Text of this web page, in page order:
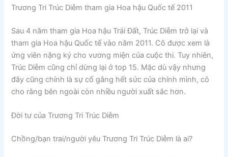
Trương Tri Trúc Diễm tham gia Hoa hậu Quốc tế 2011
Sau 4 năm tham gia Hoa hậu Trái Đất, Trúc Diễm trở lại và
tham gia Hoa hậu Quốc tế vào năm 2011. Cô được xem là
ứng viên nặng ký cho vương miện của cuộc thi. Tuy nhiên,
Trúc Diễm cũng chỉ dừng lại ở top 15. Mặc dù vậy nhưng
đây cũng chính là sự cố gắng hết sức của chính mình, cô
cho rằng bên ngoài còn nhiều người xuất sắc hơn.
Đời tư của Trương Tri Trúc Diễm
Chồng/bạn trai/người yêu Trương Tri Trúc Diễm là ai?